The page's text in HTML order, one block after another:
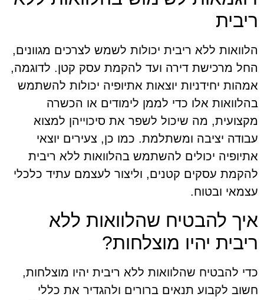
ריבית
הלוואות ללא ריבית יכולות לשמש לצרכים מגוונים,
החל מרכישת דירה ועד להקמת עסק קטן. לדוגמה,
אמהות יחידניות יוצאות אתיופיה יכולות להשתמש
בהלוואות אלו כדי לממן לימודים או הכשרה
מקצועית, מה שיכול לשפר את סיכוייהן למצוא
עבודה יציבה ומשתלמת. כמו כן, צעירים יוצאי
אתיופיה יכולים להשתמש בהלוואות ללא ריבית
להקמת עסקים קטנים, וליצור לעצמם עתיד כלכלי
עצמאי ובטוח.
איך להבטיח שהלוואות ללא
ריבית יהיו מוצלחות?
כדי להבטיח שהלוואות ללא ריבית יהיו מוצלחות,
חשוב לקבוע תנאים ברורים ולהגדיר את כללי